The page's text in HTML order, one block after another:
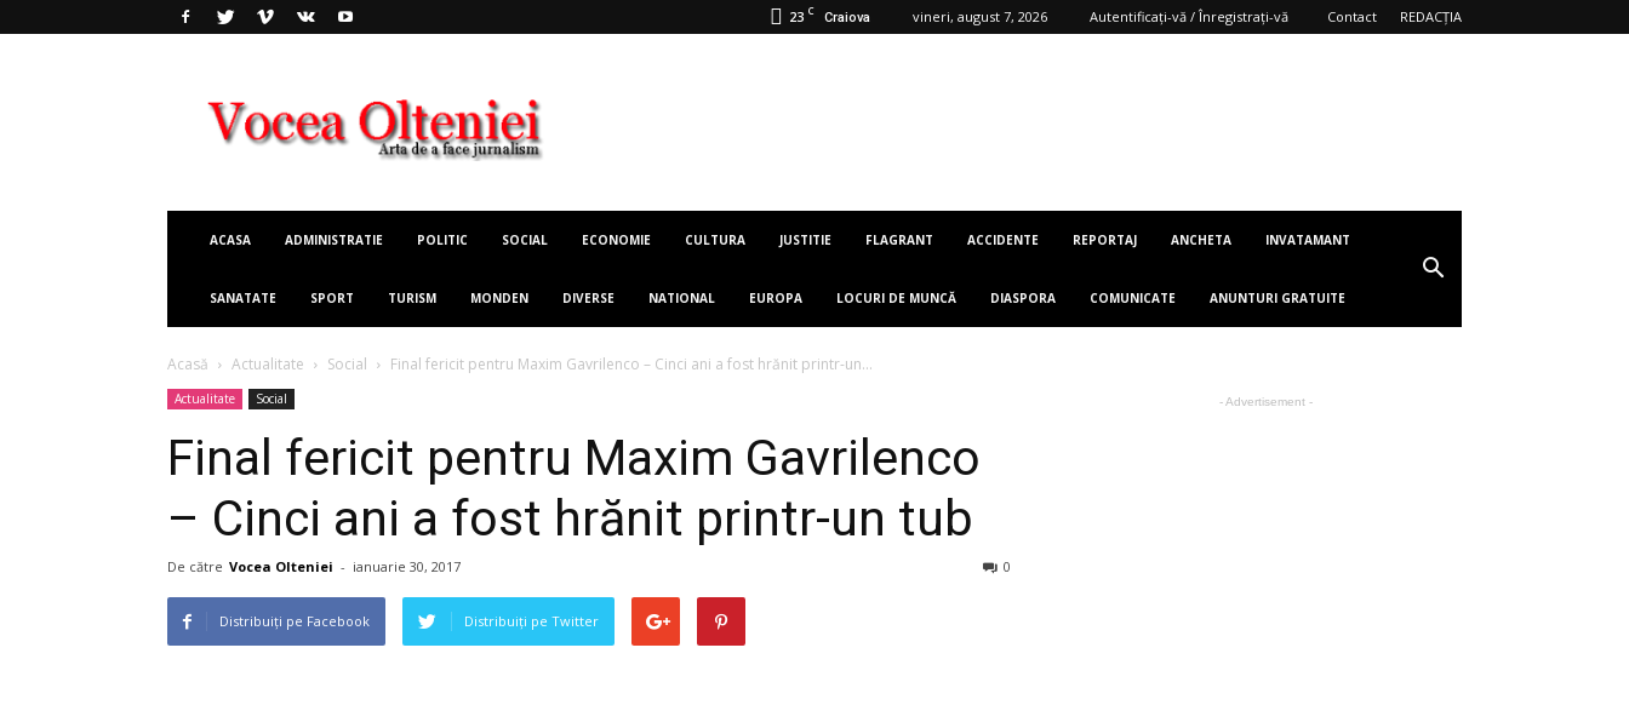
23 C Craiova vineri, august 7, 2026 Autentificați-vă / Înregistrați-vă Contact REDACȚIA
Olteniei
ACASA ADMINISTRATIE POLITIC SOCIAL ECONOMIE CULTURA JUSTITIE FLAGRANT ACCIDENTE REPORTAJ ANCHETA INVATAMANT
SANATATE SPORT TURISM MONDEN DIVERSE NATIONAL EUROPA LOCURI DE MUNCĂ DIASPORA COMUNICATE ANUNTURI GRATUITE
Acasă Actualitate Social Final fericit pentru Maxim Gavrilenco – Cinci ani a fost hrănit printr-un...
Actualitate Social
Final fericit pentru Maxim Gavrilenco
– Cinci ani a fost hrănit printr-un tub
De către Vocea Olteniei - ianuarie 30, 2017 0
Distribuiți pe Facebook Distribuiți pe Twitter
- Advertisement -